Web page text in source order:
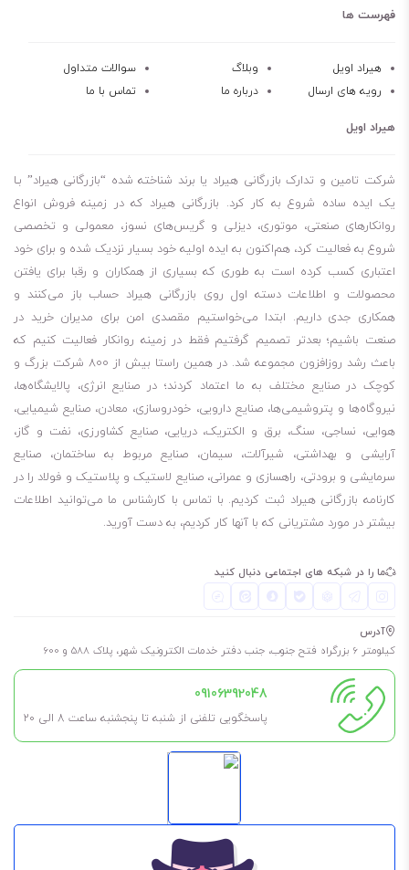
جلوگیری از تشکیل رسوب
قابلیت پاک‌سازی سیستم
جداپذیری از آب
مقاومت در برابر اکسیداسیون
خاصیت پایداری حراتی
خاصیت پایداری مکانیکی
خاصیت پایداری شیمیایی
قابلیت انتشار هوا
بشکه 209 لیتری
سطل 20 لیتری
فهرست ها
هیراد اویل وبلاگ
سوالات متداول
رویه های ارسال
درباره ما تماس با ما
هیراد اویل
شرکت تامین و تدارک بازرگانی هیراد یا برند شناخته شده “بازرگانی هیراد” بـا
یک ایده ساده شروع به کار کرد. بازرگانی هیراد که در زمینه فروش انواع
روانکارهای صنعتی، موتوری، دیزلی و گریس‌های نسوز، معمولی و تخصصی
شروع به فعالیت کرد، هم‌اکنون به ایده اولیه خود بسیار نزدیک شده و برای خود
اعتباری کسب کرده است به طوری که بسیاری از همکاران و رقبا برای یافتن
محصولات و اطلاعات دسته اول روی بازرگانی هیراد حساب باز می‌کنند و
همکاری جدی داریم. ابتدا می‌خواستیم مقصدی امن برای مدیران خرید در
صنعت باشیم؛ بعدتر تصمیم گرفتیم فقط در زمینه روانکار فعالیت کنیم که
باعث رشد روزافزون مجموعه شد. در همین راستا بیش از 800 شرکت بزرگ و
کوچک در صنایع مختلف به ما اعتماد کردند؛ در صنایع انرژی، پالایشگاه‌ها،
نیروگاه‌ها و پتروشیمی‌ها، صنایع دارویی، خودروسازی، معادن، صنایع شیمیایی،
هوایی، نساجی، سنگ، برق و الکتریک، دریایی، صنایع کشاورزی، نفت و گاز،
آرایشی و بهداشتی، شیرآلات، سیمان، صنایع مربوط به ساختمان، صنایع
سرمایشی و برودتی، راهسازی و عمرانی، صنایع لاستیک و پلاستیک و فولاد را در
کارنامه بازرگانی هیراد ثبت کردیم. با تماس با کارشناس ما می‌توانید اطلاعات
بیشتر در مورد مشتریانی که با آنها کار کردیم، به دست آورید.
ما را در شبکه های اجتماعی دنبال کنید
آدرس
کیلومتر 6 بزرگراه فتح جنوب، جنب دفتر خدمات الکترونیک شهر، پلاک 588 و 600
09106392048
پاسخگویی تلفنی از شنبه تا پنجشنبه ساعت 8 الی ۲۰